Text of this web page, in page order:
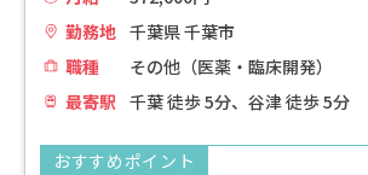
勤務地 千葉県 千葉市
職種
その他（医薬・臨床開発）
最寄駅 千葉 徒歩 5分、谷津 徒歩 5分
おすすめポイント